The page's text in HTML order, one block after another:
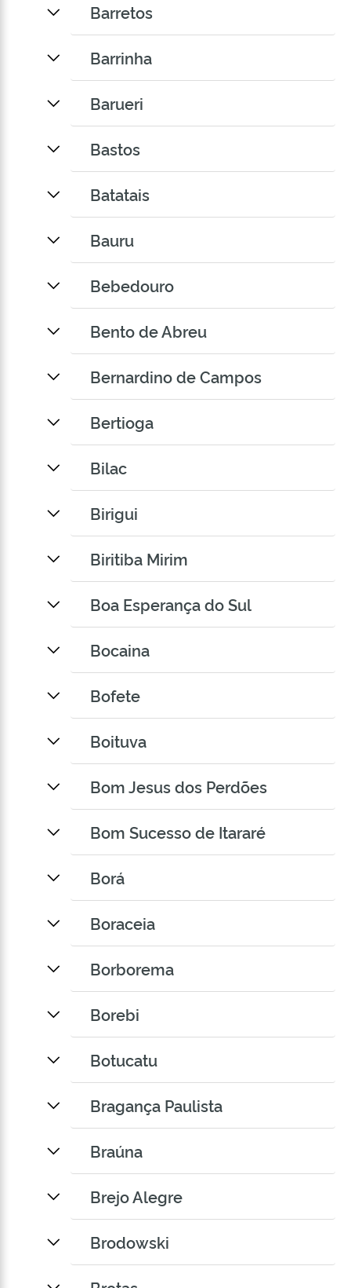
Barretos
Barrinha
Barueri
Bastos
Batatais
Bauru
Bebedouro
Bento de Abreu
Bernardino de Campos
Bertioga
Bilac
Birigui
Biritiba Mirim
Boa Esperança do Sul
Bocaina
Bofete
Boituva
Bom Jesus dos Perdões
Bom Sucesso de Itararé
Borá
Boraceia
Borborema
Borebi
Botucatu
Bragança Paulista
Braúna
Brejo Alegre
Brodowski